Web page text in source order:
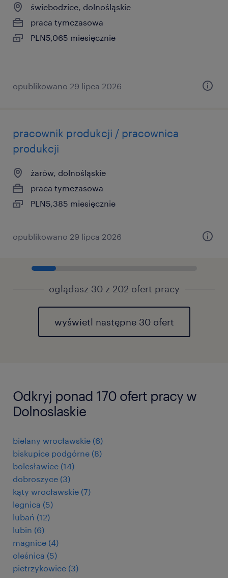
świebodzice, dolnośląskie
praca tymczasowa
PLN5,065 miesięcznie
opublikowano 29 lipca 2026
pracownik produkcji / pracownica
produkcji
żarów, dolnośląskie
praca tymczasowa
PLN5,385 miesięcznie
opublikowano 29 lipca 2026
oglądasz 30 z 202 ofert pracy
wyświetl następne 30 ofert
Odkryj ponad 170 ofert pracy w
Dolnoslaskie
bielany wrocławskie (6)
biskupice podgórne (8)
bolesławiec (14)
dobroszyce (3)
kąty wrocławskie (7)
legnica (5)
lubań (12)
lubin (6)
magnice (4)
oleśnica (5)
pietrzykowice (3)